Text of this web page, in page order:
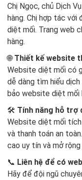
Chị Ngọc, chủ Dịch
hàng. Chị hợp tác
diệt mối. Trang web
hàng.
🌐 Thiết kế website
Website diệt mối có
dễ dàng tìm hiểu
bảo website diệt
🛠️ Tính năng hỗ trợ
Website diệt mối
và thanh toán an
cao uy tín và mở
📞 Liên hệ để có
Hãy để đội ngũ